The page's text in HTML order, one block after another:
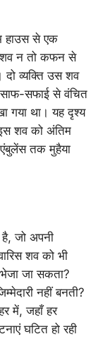
हाउस से एक
शव न तो कफन से
दो व्यक्ति उस शव
सफाई से वंचित
गया था। यह दृश्य
शव को अंतिम
तक मुहैया
है, जो अपनी
शव को भी
जा सकता?
नहीं बनती?
में, जहाँ हर
घटित हो रही